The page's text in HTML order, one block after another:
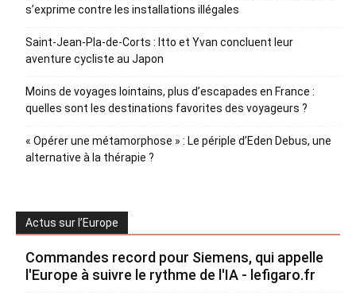
s’exprime contre les installations illégales
Saint-Jean-Pla-de-Corts : Itto et Yvan concluent leur
aventure cycliste au Japon
Moins de voyages lointains, plus d’escapades en France :
quelles sont les destinations favorites des voyageurs ?
« Opérer une métamorphose » : Le périple d’Eden Debus, une
alternative à la thérapie ?
Actus sur l’Europe
Commandes record pour Siemens, qui appelle
l'Europe à suivre le rythme de l'IA - lefigaro.fr